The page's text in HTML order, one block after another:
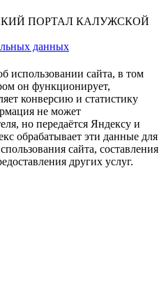
ПОРТАЛ КАЛУЖСКОЙ
данных
использовании сайта, в том
он функционирует,
конверсию и статистику
не может
но передаётся Яндексу и
обрабатывает эти данные для
сайта, составления
других услуг.